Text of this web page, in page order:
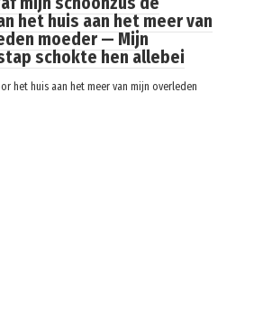
het huis aan het meer van
moeder — Mijn
schokte hen allebei
het huis aan het meer van mijn overleden